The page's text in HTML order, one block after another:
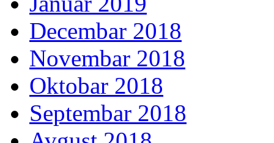
Decembar 2018
Novembar 2018
Oktobar 2018
Septembar 2018